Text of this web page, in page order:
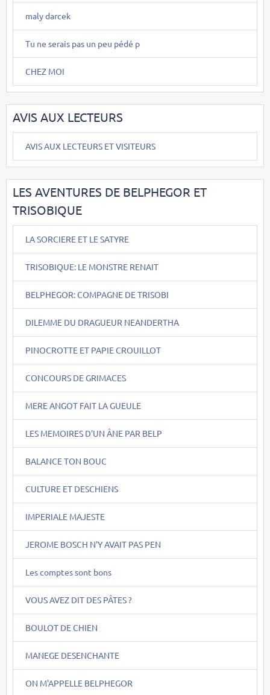
maly darcek
Tu ne serais pas un peu pédé p
CHEZ MOI
AVIS AUX LECTEURS
AVIS AUX LECTEURS ET VISITEURS
LES AVENTURES DE BELPHEGOR ET
TRISOBIQUE
LA SORCIERE ET LE SATYRE
TRISOBIQUE: LE MONSTRE RENAIT
BELPHEGOR: COMPAGNE DE TRISOBI
DILEMME DU DRAGUEUR NEANDERTHA
PINOCROTTE ET PAPIE CROUILLOT
CONCOURS DE GRIMACES
MERE ANGOT FAIT LA GUEULE
LES MEMOIRES D'UN ÂNE PAR BELP
BALANCE TON BOUC
CULTURE ET DESCHIENS
IMPERIALE MAJESTE
JEROME BOSCH N'Y AVAIT PAS PEN
Les comptes sont bons
VOUS AVEZ DIT DES PÂTES ?
BOULOT DE CHIEN
MANEGE DESENCHANTE
ON M'APPELLE BELPHEGOR